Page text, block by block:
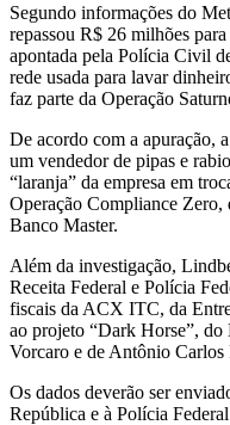
Segundo informações do
repassou R$ 26 milhões
apontada pela Polícia Civil
rede usada para lavar
faz parte da Operação
De acordo com a apuração,
um vendedor de pipas e
“laranja” da empresa em
Operação Compliance
Banco Master.
Além da investigação,
Receita Federal e Polícia
fiscais da ACX ITC, da
ao projeto “Dark Horse”,
Vorcaro e de Antônio Carlos
Os dados deverão ser
República e à Polícia